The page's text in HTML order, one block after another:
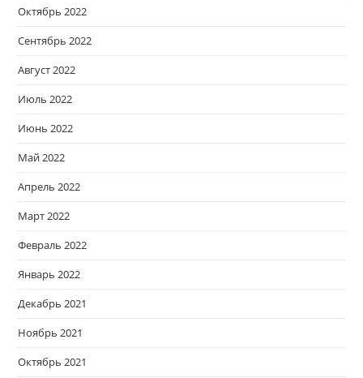
Октябрь 2022
Сентябрь 2022
Август 2022
Июль 2022
Июнь 2022
Май 2022
Апрель 2022
Март 2022
Февраль 2022
Январь 2022
Декабрь 2021
Ноябрь 2021
Октябрь 2021